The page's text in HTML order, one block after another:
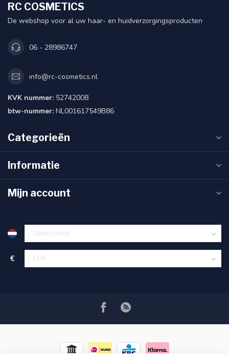
RC COSMETICS
De webshop voor al uw haar- en huidverzorgingsproducten
06 - 28986747
info@rc-cosmetics.nl
KVK nummer: 52742008
btw-nummer: NL001617549B86
Categorieën
Informatie
Mijn account
€